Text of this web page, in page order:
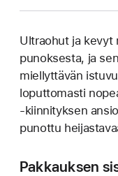
Ultraohut ja
punoksesta, ja
miellyttävän
loputtomasti
‑kiinnityksen
punottu
Pakkauksen